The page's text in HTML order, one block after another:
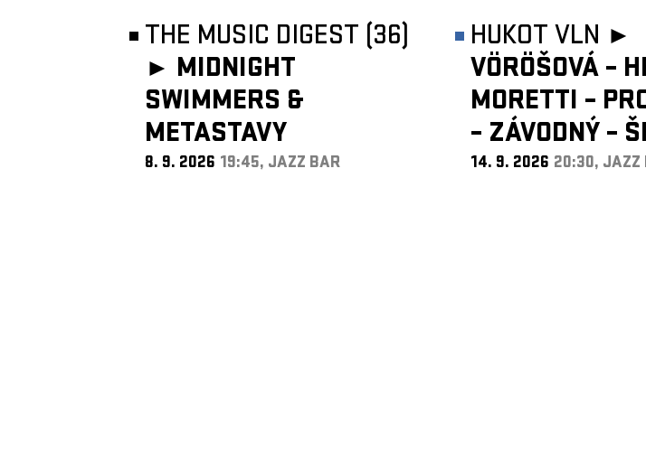
THE MUSIC DIGEST (36)
► MIDNIGHT
SWIMMERS &
METASTAVY
8. 9. 2026 19:45, JAZZ BAR
HUKOT VLN ►
VÖRÖŠOVÁ –
MORETTI –
– ZÁVODNÝ –
14. 9. 2026 20:30, JAZZ